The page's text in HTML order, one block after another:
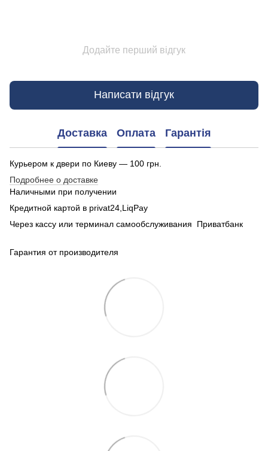
Додайте перший відгук
Написати відгук
Доставка Оплата Гарантія
Курьером к двери по Киеву — 100 грн.
Подробнее о доставке
Наличными при получении
Кредитной картой в privat24,LiqPay
Через кассу или терминал самообслуживания Приватбанк
Гарантия от производителя